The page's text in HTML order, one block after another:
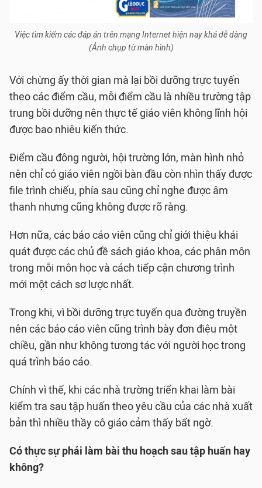
Việc tìm kiếm các đáp án trên mạng Internet hiện nay khá dễ dàng
(Ảnh chụp từ màn hình)
Với chừng ấy thời gian mà lại bồi dưỡng trực tuyến
theo các điểm cầu, mỗi điểm cầu là nhiều trường tập
trung bồi dưỡng nên thực tế giáo viên không lĩnh hội
được bao nhiêu kiến thức.
Điểm cầu đông người, hội trường lớn, màn hình nhỏ
nên chỉ có giáo viên ngồi bàn đầu còn nhìn thấy được
file trình chiếu, phía sau cũng chỉ nghe được âm
thanh nhưng cũng không được rõ ràng.
Hơn nữa, các báo cáo viên cũng chỉ giới thiệu khái
quát được các chủ đề sách giáo khoa, các phân môn
trong mỗi môn học và cách tiếp cận chương trình
mới một cách sơ lược nhất.
Trong khi, vì bồi dưỡng trực tuyến qua đường truyền
nên các báo cáo viên cũng trình bày đơn điệu một
chiều, gần như không tương tác với người học trong
quá trình báo cáo.
Chính vì thế, khi các nhà trường triển khai làm bài
kiểm tra sau tập huấn theo yêu cầu của các nhà xuất
bản thì nhiều thầy cô giáo cảm thấy bất ngờ.
Có thực sự phải làm bài thu hoạch sau tập huấn hay
không?